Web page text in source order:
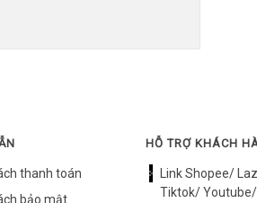
thanh toán
bảo mật
HỖ TRỢ KHÁCH
Link Shopee/
Tiktok/